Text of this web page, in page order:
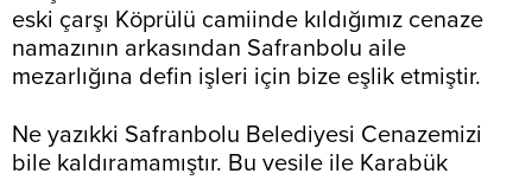
eski çarşı Köprülü camiinde kıldığımız cenaze
namazının arkasından Safranbolu aile
mezarlığına defin işleri için bize eşlik etmiştir.
Ne yazıkki Safranbolu Belediyesi Cenazemizi
bile kaldıramamıştır. Bu vesile ile Karabük